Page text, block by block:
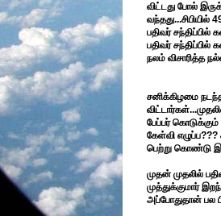
விட்டது போல்
பதிவர்
பதிவர்
நலம் விசாரித்த
சனிக்கிழமை நடந்த
பேப்பர்
கேள்வி
பெற்று கொண்டு
முதன் முதலில்
முத்துக்குமார்
அப்போதுதான் பல